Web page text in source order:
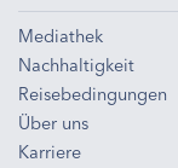
Mediathek
Nachhaltigkeit
Reisebedingungen
Über uns
Karriere